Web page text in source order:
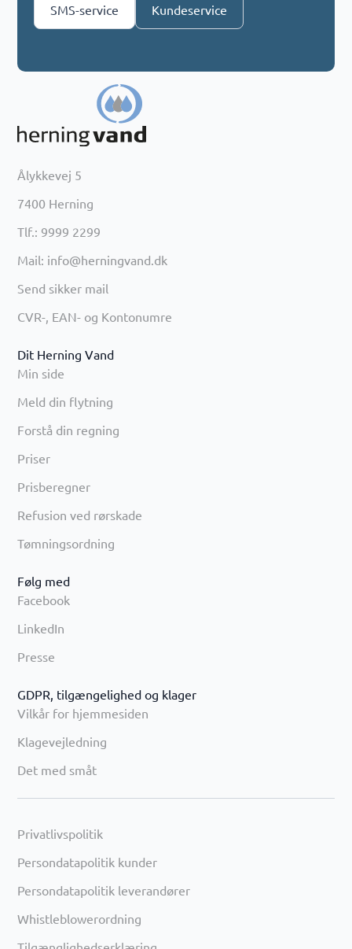
SMS-service Kundeservice
Ålykkevej 5
7400 Herning
Tlf.: 9999 2299
Mail: info@herningvand.dk
Send sikker mail
CVR-, EAN- og Kontonumre
Dit Herning Vand
Min side
Meld din flytning
Forstå din regning
Priser
Prisberegner
Refusion ved rørskade
Tømningsordning
Følg med
Facebook
LinkedIn
Presse
GDPR, tilgængelighed og klager
Vilkår for hjemmesiden
Klagevejledning
Det med småt
Privatlivspolitik
Persondatapolitik kunder
Persondatapolitik leverandører
Whistleblowerordning